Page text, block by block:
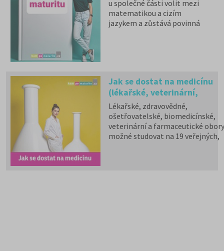
u společné části volit mezi
matematikou a cizím
jazykem a zůstává povinná
Jak se dostat na medicínu
(lékařské, veterinární,
zdravotnické a
fakulty)?
Lékařské, zdravovědné,
ošetřovatelské, biomedicínské,
veterinární a farmaceutické
možné studovat na 19 veřejných,